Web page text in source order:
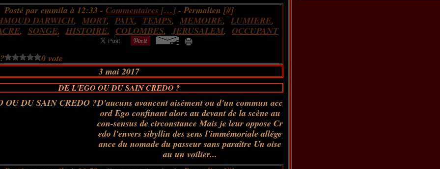
Posté par emmila à 12:33 - Commentaires […]- Permalien [#]
DARWICH, MORT, PAIX, TEMPS, MEMOIRE, LUMIERE,
, SONGE, HISTOIRE, COLOMBES,JERUSALEM, OCCUPANT
0 vote
3 mai 2017
DE L'EGO OU DU SAIN CREDO ?
D'aucuns avancent aisément ou d'un commun acc
ord Ego confinant alors au devant de la scène au
con-sensus de circonstance Mais je leur oppose Cr
edo l'envers sibyllin des sens l'immémoriale allége
ance du nomade du passeur sans paraître Un oise
au un voilier...